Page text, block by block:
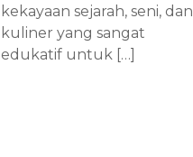
kekayaan sejarah, seni, dan
kuliner yang sangat
edukatif untuk […]